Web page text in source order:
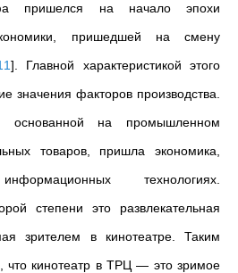
пришелся на начало эпохи
пришедшей на смену
] . Главной характеристикой этого
значения факторов производства.
основанной на промышленном
товаров, пришла экономика,
технологиях.
степени это развлекательная
зрителем в кинотеатре. Таким
что кинотеатр в ТРЦ — это зримое